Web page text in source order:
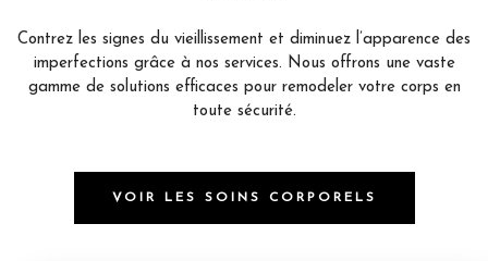
Contrez les signes du vieillissement et diminuez l’apparence des
imperfections grâce à nos services. Nous offrons une vaste
gamme de solutions efficaces pour remodeler votre corps en
toute sécurité.
VOIR LES SOINS CORPORELS